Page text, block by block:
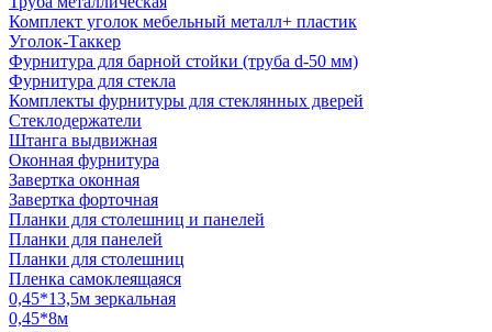
Комплект уголок мебельный металл+ пластик
Уголок-Таккер
Фурнитура для барной стойки (труба d-50 мм)
Фурнитура для стекла
Комплекты фурнитуры для стеклянных дверей
Стеклодержатели
Штанга выдвижная
Оконная фурнитура
Завертка оконная
Завертка форточная
Планки для столешниц и панелей
Планки для панелей
Планки для столешниц
Пленка самоклеящаяся
0,45*13,5м зеркальная
0,45*8м